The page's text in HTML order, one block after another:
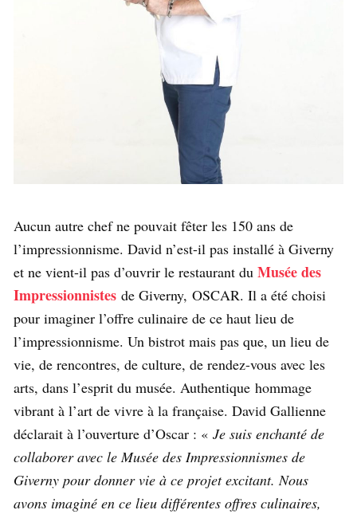
Aucun autre chef ne pouvait fêter les 150 ans de
l’impressionnisme. David n’est-il pas installé à Giverny
et ne vient-il pas d’ouvrir le restaurant du Musée des
Impressionnistes de Giverny, OSCAR. Il a été choisi
pour imaginer l’offre culinaire de ce haut lieu de
l’impressionnisme. Un bistrot mais pas que, un lieu de
vie, de rencontres, de culture, de rendez-vous avec les
arts, dans l’esprit du musée. Authentique hommage
vibrant à l’art de vivre à la française. David Gallienne
déclarait à l’ouverture d’Oscar : « Je suis enchanté de
collaborer avec le Musée des Impressionnismes de
Giverny pour donner vie à ce projet excitant. Nous
avons imaginé en ce lieu différentes offres culinaires,